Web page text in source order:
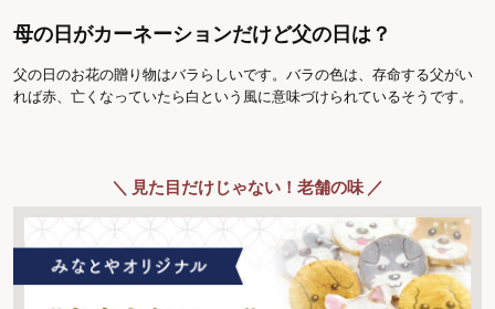
母の日がカーネーションだけど父の日は？
父の日のお花の贈り物はバラらしいです。バラの色は、存命する父がい
れば赤、亡くなっていたら白という風に意味づけられているそうです。
＼ 見た目だけじゃない！老舗の味 ／